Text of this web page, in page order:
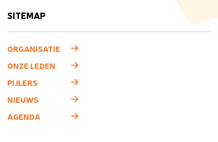
SITEMAP
ORGANISATIE
ONZE LEDEN
PIJLERS
NIEUWS
AGENDA